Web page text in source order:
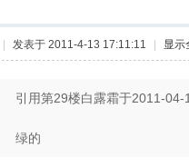
发表于 2011-4-13 17:11:11 显示
引用第29楼白露霜于2011-
绿的